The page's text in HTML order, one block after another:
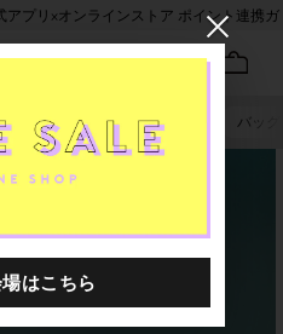
プリ×オンラインストア ポイント連携ガ
ル 40th限定 ピアス バッグ